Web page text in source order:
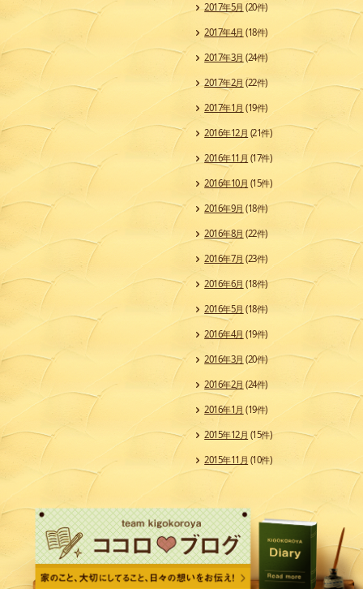
2017年5月 (20件)
2017年4月 (18件)
2017年3月 (24件)
2017年2月 (22件)
2017年1月 (19件)
2016年12月 (21件)
2016年11月 (17件)
2016年10月 (15件)
2016年9月 (18件)
2016年8月 (22件)
2016年7月 (23件)
2016年6月 (18件)
2016年5月 (18件)
2016年4月 (19件)
2016年3月 (20件)
2016年2月 (24件)
2016年1月 (19件)
2015年12月 (15件)
2015年11月 (10件)